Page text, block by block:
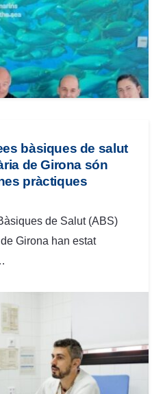
bàsiques de salut
de Girona són
pràctiques
de Salut (ABS)
Girona han estat